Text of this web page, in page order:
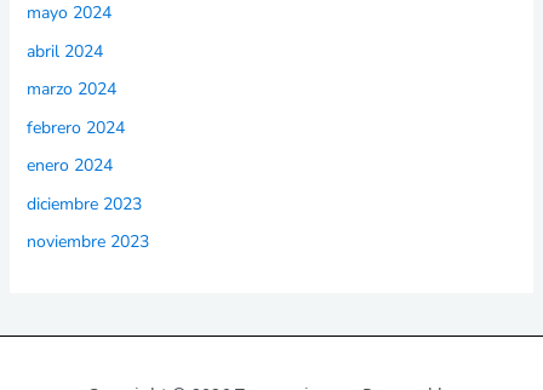
mayo 2024
abril 2024
marzo 2024
febrero 2024
enero 2024
diciembre 2023
noviembre 2023